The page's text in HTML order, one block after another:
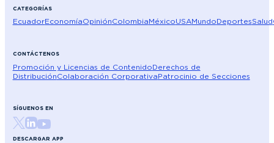
CATEGORÍAS
EcuadorEconomíaOpiniónColombiaMéxicoUSAMundoDeportesSalud
CONTÁCTENOS
Promoción y Licencias de ContenidoDerechos de
DistribuciónColaboración CorporativaPatrocinio de Secciones
SÍGUENOS EN
DESCARGAR APP